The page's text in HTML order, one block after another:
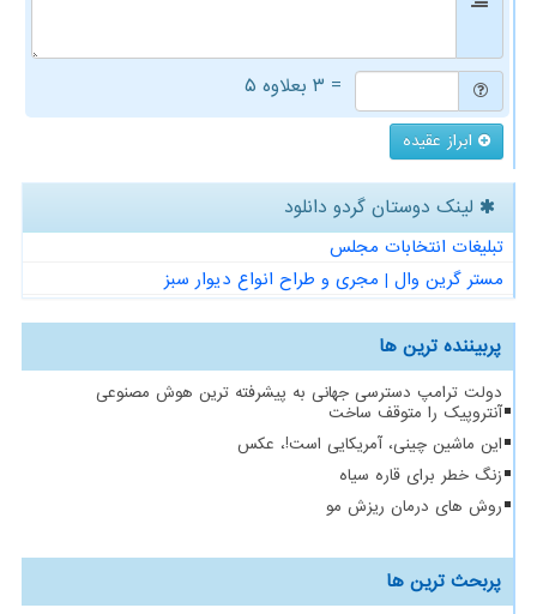
= ۳ بعلاوه ۵
ابراز عقیده
لینک دوستان گردو دانلود
تبلیغات انتخابات مجلس
مستر گرین وال | مجری و طراح انواع دیوار سبز
پربیننده ترین ها
دولت ترامپ دسترسی جهانی به پیشرفته ترین هوش مصنوعی
آنتروپیک را متوقف ساخت
این ماشین چینی، آمریکایی است!، عکس
زنگ خطر برای قاره سیاه
روش های درمان ریزش مو
پربحث ترین ها